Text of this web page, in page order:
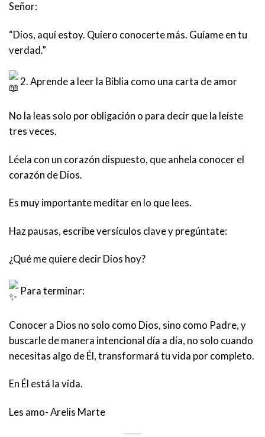
Señor:
“Dios, aquí estoy. Quiero conocerte más. Guíame en tu
verdad.”
2. Aprende a leer la Biblia como una carta de amor
No la leas solo por obligación o para decir que la leíste
tres veces.
Léela con un corazón dispuesto, que anhela conocer el
corazón de Dios.
Es muy importante meditar en lo que lees.
Haz pausas, escribe versículos clave y pregúntate:
¿Qué me quiere decir Dios hoy?
Para terminar:
Conocer a Dios no solo como Dios, sino como Padre, y
buscarle de manera intencional día a día, no solo cuando
necesitas algo de Él, transformará tu vida por completo.
En Él está la vida.
Les amo- Arelis Marte